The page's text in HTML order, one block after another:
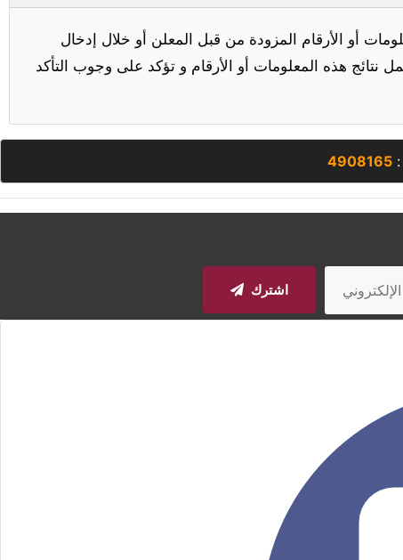
أو الأرقام المزودة من قبل المعلن أو خلال إدخال
نتائج هذه المعلومات أو الأرقام و تؤكد على وجوب التأكد
:
4908165
اشترك